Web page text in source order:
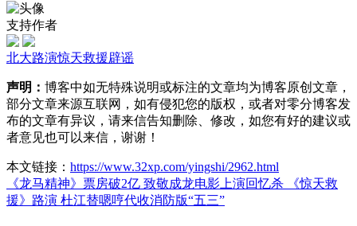
支持作者
北大路演惊天救援辟谣
声明： 博客中如无特殊说明或标注的文章均为博客原创文章，
部分文章来源互联网，如有侵犯您的版权，或者对零分博客发
布的文章有异议，请来信告知删除、修改，如您有好的建议或
者意见也可以来信，谢谢！
本文链接： https://www.32xp.com/yingshi/2962.html
《龙马精神》票房破2亿 致敬成龙电影上演回忆杀
《惊天救
援》路演 杜江替嗯哼代收消防版“五三”